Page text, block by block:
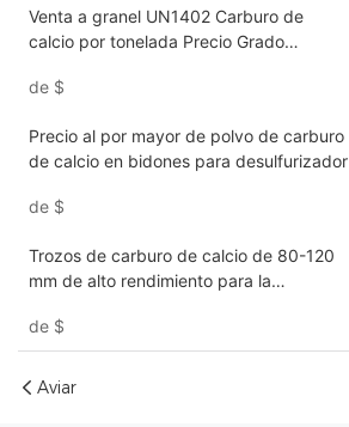
Venta a granel UN1402 Carburo de
calcio por tonelada Precio Grado
de $
Precio al por mayor de polvo de carburo
de calcio en bidones para desulfurizador
de $
Trozos de carburo de calcio de 80-120
mm de alto rendimiento para la
de $
Aviar